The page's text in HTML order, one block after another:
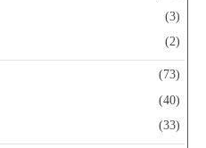
(3)
(2)
(73)
(40)
(33)